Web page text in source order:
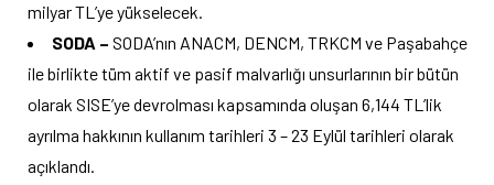
milyar TL’ye yükselecek.
SODA – SODA’nın ANACM, DENCM, TRKCM ve Paşabahçe
ile birlikte tüm aktif ve pasif malvarlığı unsurlarının bir bütün
olarak SISE’ye devrolması kapsamında oluşan 6,144 TL’lik
ayrılma hakkının kullanım tarihleri 3 – 23 Eylül tarihleri olarak
açıklandı.